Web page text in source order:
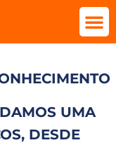
UMA
DESDE